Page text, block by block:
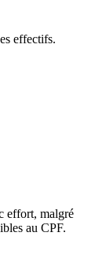
effectifs.
effort, malgré
au CPF.